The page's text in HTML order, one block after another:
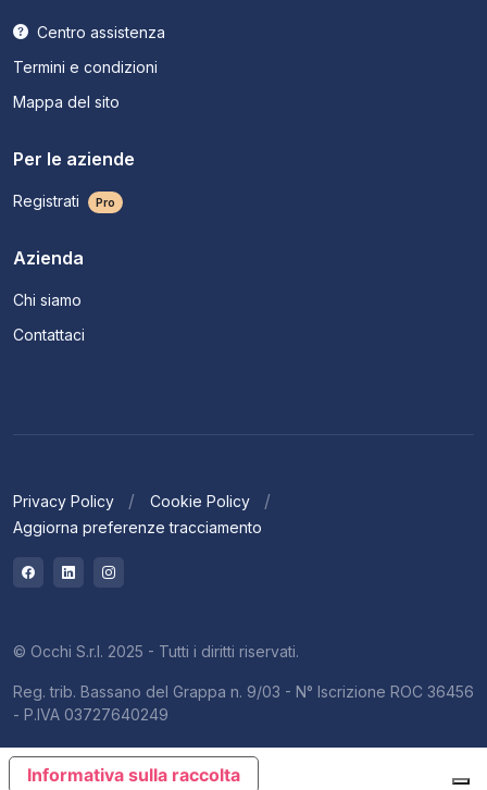
Centro assistenza
Termini e condizioni
Mappa del sito
Per le aziende
Registrati Pro
Azienda
Chi siamo
Contattaci
Privacy Policy
Cookie Policy
Aggiorna preferenze tracciamento
© Occhi S.r.l. 2025 - Tutti i diritti riservati.
Reg. trib. Bassano del Grappa n. 9/03 - N° Iscrizione ROC 36456
- P.IVA 03727640249
Informativa sulla raccolta